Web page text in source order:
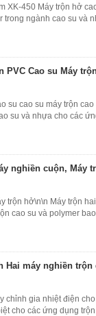
XK-450 Máy trộn hở
ngành cao su và
PVC Cao su Máy
su cao su máy trộn
su và nhựa cho các
nghiền cuộn, Máy
trộn hở\n\n Máy trộn
cao su và polymer
Hai máy nghiền trộn
chỉnh gia nhiệt điện
cho các ứng dụng